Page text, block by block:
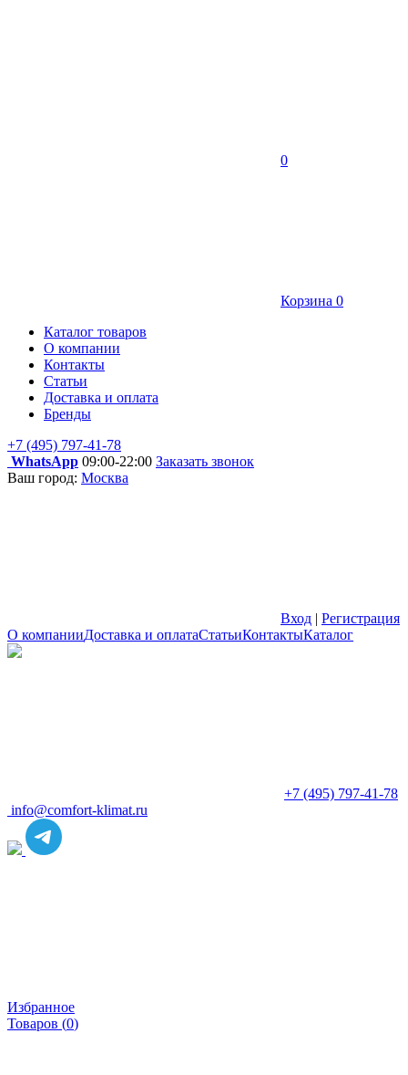
0
Корзина 0
Каталог товаров
О компании
Контакты
Статьи
Доставка и оплата
Бренды
+7 (495) 797-41-78
WhatsApp 09:00-22:00 Заказать звонок
Ваш город: Москва
Вход | Регистрация
О компанииДоставка и оплатаСтатьиКонтактыКаталог
+7 (495) 797-41-78
info@comfort-klimat.ru
Избранное
Товаров (0)